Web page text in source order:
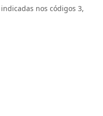
nos códigos 3,